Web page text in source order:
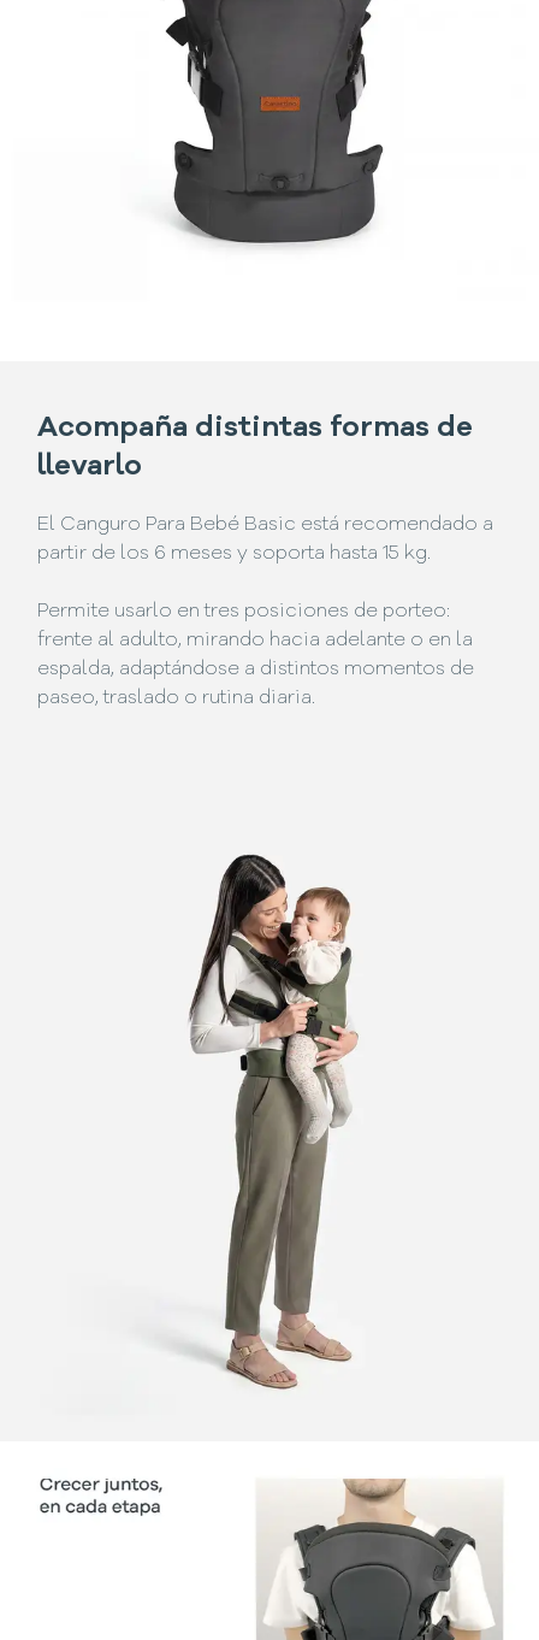
Acompaña distintas formas de
llevarlo
El Canguro Para Bebé Basic está recomendado a
partir de los 6 meses y soporta hasta 15 kg.
Permite usarlo en tres posiciones de porteo:
frente al adulto, mirando hacia adelante o en la
espalda, adaptándose a distintos momentos de
paseo, traslado o rutina diaria.